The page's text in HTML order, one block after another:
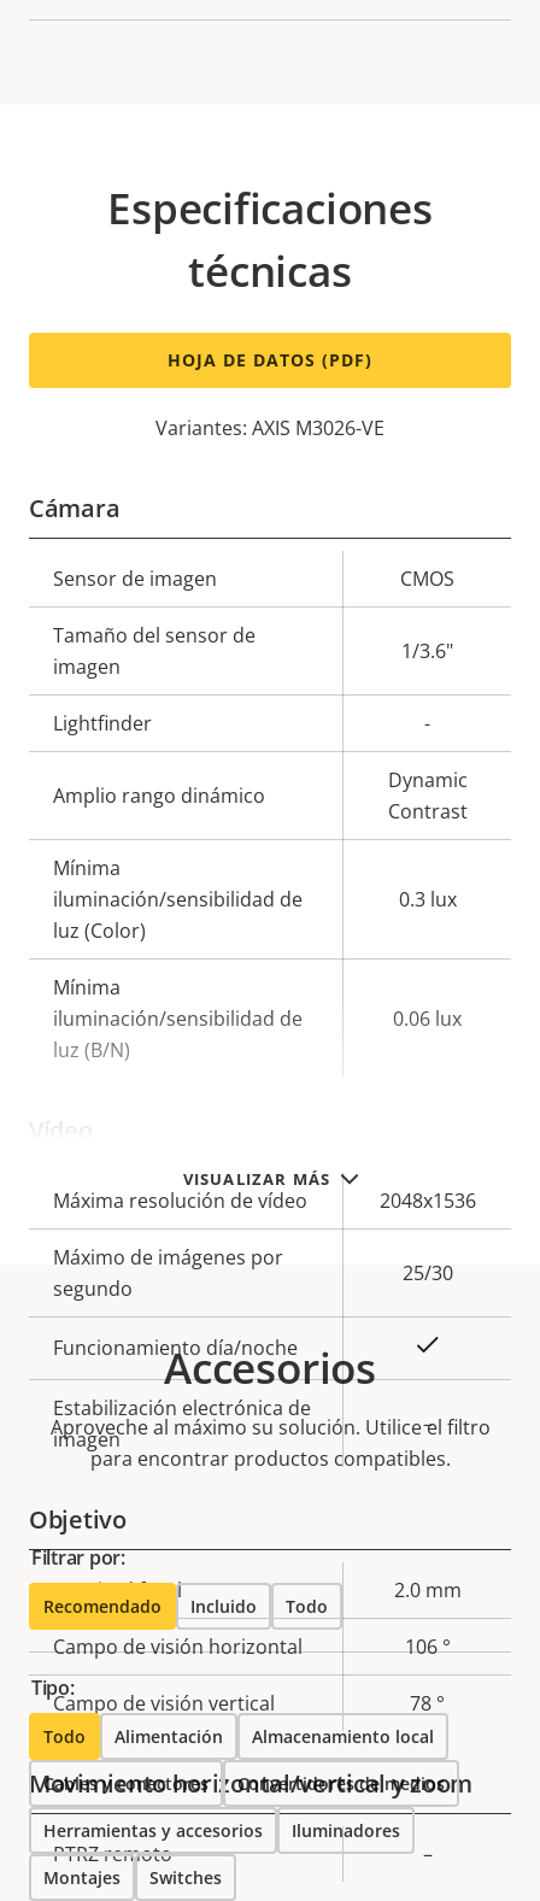
VISUALIZAR MÁS
Especificaciones
técnicas
HOJA DE DATOS (PDF)
Variantes: AXIS M3026-VE
Cámara
Descripción
de
propiedad
la
propiedad
Sensor de imagen CMOS
Tamaño del sensor de
imagen
1/3.6"
Lightfinder -
Amplio rango dinámico
Dynamic
Contrast
Mínima
iluminación/sensibilidad de
luz (Color)
0.3 lux
Mínima
iluminación/sensibilidad de
luz (B/N)
0.06 lux
Vídeo
Descripción
de
propiedad
Valor de
la
propiedad
Máxima resolución de vídeo 2048x1536
Máximo de imágenes por
segundo
25/30
Funcionamiento día/noche
Estabilización electrónica de
imagen
–
Objetivo
Descripción
de
propiedad
Valor de
la
propiedad
Longitud focal 2.0 mm
Campo de visión horizontal 106 °
Campo de visión vertical 78 °
Movimiento horizontal/vertical y zoom
Descripción
de
Valor de
PTRZ remoto –
Accesorios
Aproveche al máximo su solución. Utilice el filtro
para encontrar productos compatibles.
Filtrar por:
Recomendado Incluido Todo
Tipo:
Todo Alimentación Almacenamiento local
Cables y conectores Convertidores de medios
Herramientas y accesorios Iluminadores
Montajes Switches